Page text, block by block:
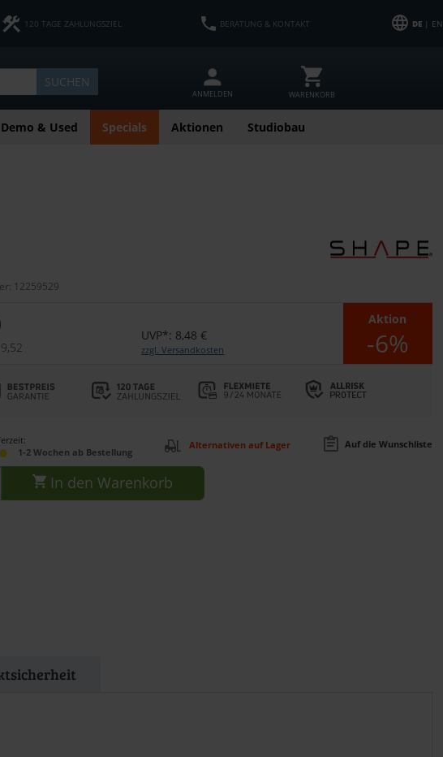
120 TAGE ZAHLUNGSZIEL BERATUNG & KONTAKT DE| EN
SUCHEN
ANMELDEN WARENKORB
Demo & Used Specials Aktionen Studiobau
12259529
UVP*: 8,48 €
zzgl. Versandkosten
Aktion
-6%
1-2 Wochen ab Bestellung
Alternativen auf Lager Auf die Wunschliste
In den Warenkorb